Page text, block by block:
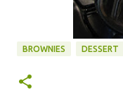
BROWNIES DESSERT